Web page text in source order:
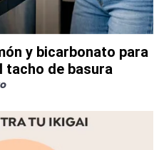
y bicarbonato para
tacho de basura